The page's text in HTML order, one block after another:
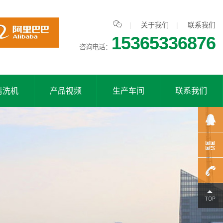
 | 关于我们 | 联系我们
咨询电话： 15365336876
洗机 产品视频 生产车间 联系我们